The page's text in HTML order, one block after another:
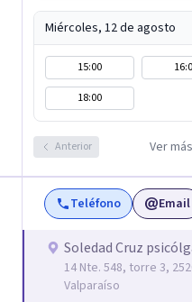
Miércoles, 12 de agosto
15:00
18:00
Anterior Ver
Teléfono Email
Soledad Cruz
14 Nte. 548, torre 3,
Valparaíso